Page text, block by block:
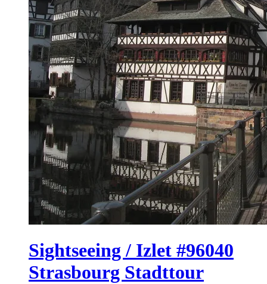
Sightseeing / Izlet #96040
Strasbourg Stadttour